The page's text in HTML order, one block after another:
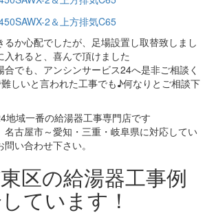
るか心配でしたが、足場設置し取替致しまし
入れると、喜んで頂けました
合でも、アンシンサービス24へ是非ご相談く
しいと言われた工事でも♪何なりとご相談下
地域一番の給湯器工事専門店です
名古屋市～愛知・三重・岐阜県に対応してい
い合わせ下さい。
区の給湯器工事例
ています！